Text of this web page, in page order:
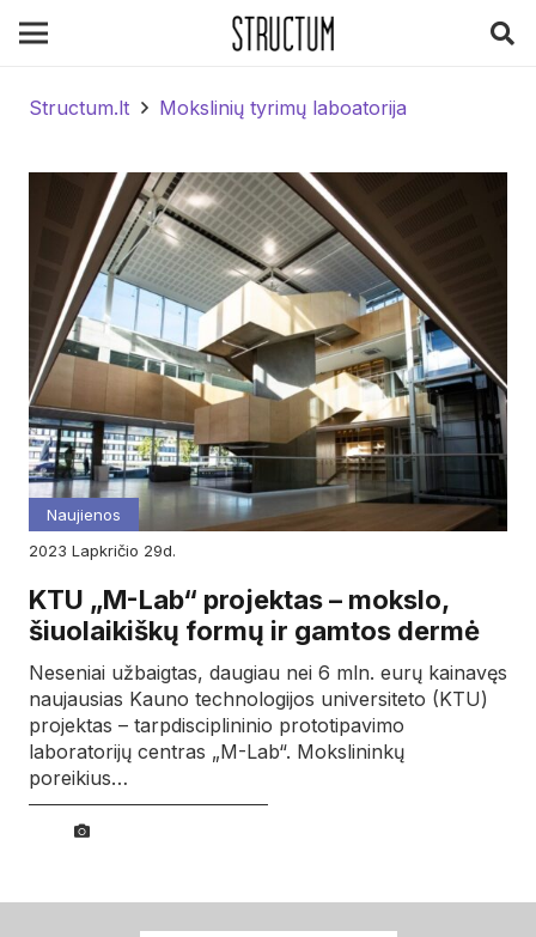
Structum.lt Mokslinių tyrimų laboatorija
Naujienos
2023
lapkričio 29d.
KTU „M-Lab“ projektas – mokslo,
šiuolaikiškų formų ir gamtos dermė
Neseniai užbaigtas, daugiau nei 6 mln. eurų kainavęs
naujausias Kauno technologijos universiteto (KTU)
projektas – tarpdisciplininio prototipavimo
laboratorijų centras „M-Lab“. Mokslininkų
poreikius…